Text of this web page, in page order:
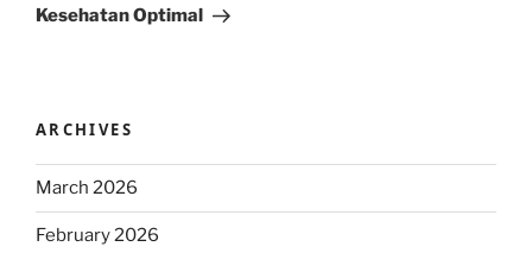
Kesehatan Optimal
ARCHIVES
March 2026
February 2026